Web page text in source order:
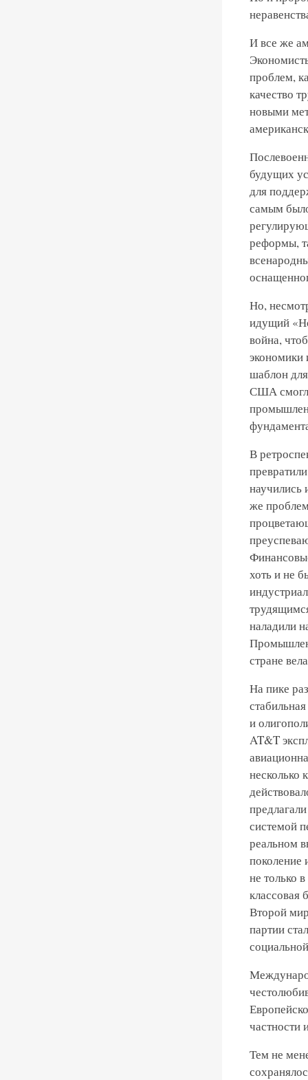
И все же
проблем,
качество
новыми
будущих
для
самым
реформы,
Но,
идущий
война,
экономики
шаблон
США
В
научились
же
хоть и не
наладили
стране
На пике
и
AT&T
несколько
системой
реальном
поколение
не только
классовая
Второй
партии
частности
Тем не